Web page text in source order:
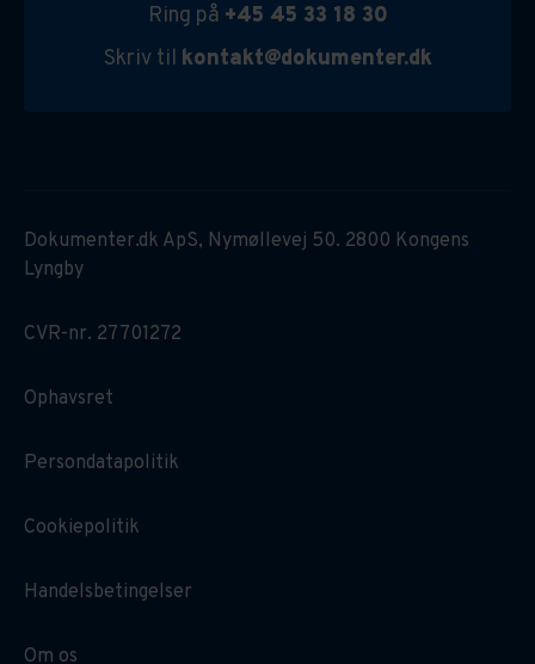
Ring på +45 45 33 18 30
Skriv til kontakt@dokumenter.dk
Dokumenter.dk ApS, Nymøllevej 50. 2800 Kongens
Lyngby
CVR-nr. 27701272
Ophavsret
Persondatapolitik
Cookiepolitik
Handelsbetingelser
Om os